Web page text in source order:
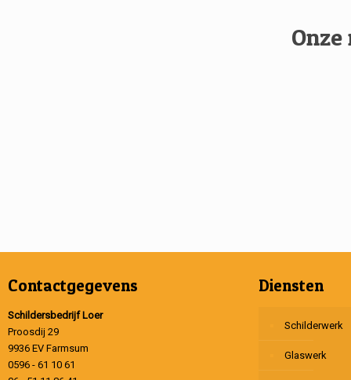
Contactgegevens
Schildersbedrijf Loer
Proosdij 29
9936 EV Farmsum
0596 - 61 10 61
Diensten
Schilderwerk
Glaswerk